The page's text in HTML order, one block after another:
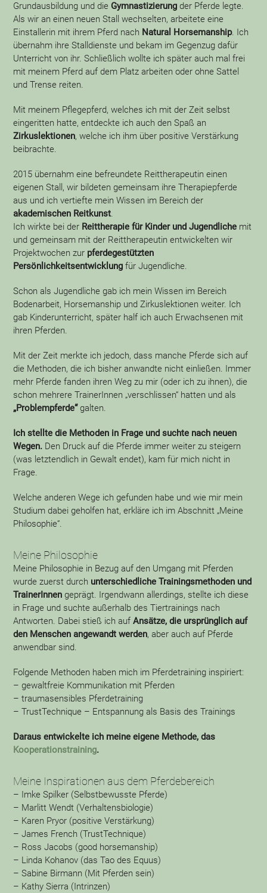
Grundausbildung und die Gymnastizierung der Pferde legte.
Als wir an einen neuen Stall wechselten, arbeitete eine
Einstallerin mit ihrem Pferd nach Natural Horsemanship. Ich
übernahm ihre Stalldienste und bekam im Gegenzug dafür
Unterricht von ihr. Schließlich wollte ich später auch mal frei
mit meinem Pferd auf dem Platz arbeiten oder ohne Sattel
und Trense reiten.
Mit meinem Pflegepferd, welches ich mit der Zeit selbst
eingeritten hatte, entdeckte ich auch den Spaß an
Zirkuslektionen, welche ich ihm über positive Verstärkung
beibrachte.
2015 übernahm eine befreundete Reittherapeutin einen
eigenen Stall, wir bildeten gemeinsam ihre Therapiepferde
aus und ich vertiefte mein Wissen im Bereich der
akademischen Reitkunst.
Ich wirkte bei der Reittherapie für Kinder und Jugendliche mit
und gemeinsam mit der Reittherapeutin entwickelten wir
Projektwochen zur pferdegestützten
Persönlichkeitsentwicklung für Jugendliche.
Schon als Jugendliche gab ich mein Wissen im Bereich
Bodenarbeit, Horsemanship und Zirkuslektionen weiter. Ich
gab Kinderunterricht, später half ich auch Erwachsenen mit
ihren Pferden.
Mit der Zeit merkte ich jedoch, dass manche Pferde sich auf
die Methoden, die ich bisher anwandte nicht einließen. Immer
mehr Pferde fanden ihren Weg zu mir (oder ich zu ihnen), die
schon mehrere TrainerInnen „verschlissen“ hatten und als
„Problempferde“galten.
Ich stellte die Methoden in Frage und suchte nach neuen
Wegen. Den Druck auf die Pferde immer weiter zu steigern
(was letztendlich in Gewalt endet), kam für mich nicht in
Frage.
Welche anderen Wege ich gefunden habe und wie mir mein
Studium dabei geholfen hat, erkläre ich im Abschnitt „Meine
Philosophie“.
Meine Philosophie
Meine Philosophie in Bezug auf den Umgang mit Pferden
wurde zuerst durch unterschiedliche Trainingsmethoden und
TrainerInnen geprägt. Irgendwann allerdings, stellte ich diese
in Frage und suchte außerhalb des Tiertrainings nach
Antworten. Dabei stieß ich aufAnsätze, die ursprünglich auf
den Menschen angewandt werden, aber auch auf Pferde
anwendbar sind.
Folgende Methoden haben mich im Pferdetraining inspiriert:
– gewaltfreie Kommunikation mit Pferden
– traumasensibles Pferdetraining
– TrustTechnique – Entspannung als Basis des Trainings
Daraus entwickelte ich meine eigene Methode, das
Kooperationstraining.
Meine Inspirationen aus dem Pferdebereich
– Imke Spilker (Selbstbewusste Pferde)
– Marlitt Wendt (Verhaltensbiologie)
– Karen Pryor (positive Verstärkung)
– James French (TrustTechnique)
– Ross Jacobs (good horsemanship)
– Linda Kohanov (das Tao des Equus)
– Sabine Birmann (Mit Pferden sein)
– Kathy Sierra (Intrinzen)